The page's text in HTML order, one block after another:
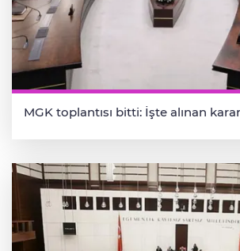
MGK toplantısı bitti: İşte alınan